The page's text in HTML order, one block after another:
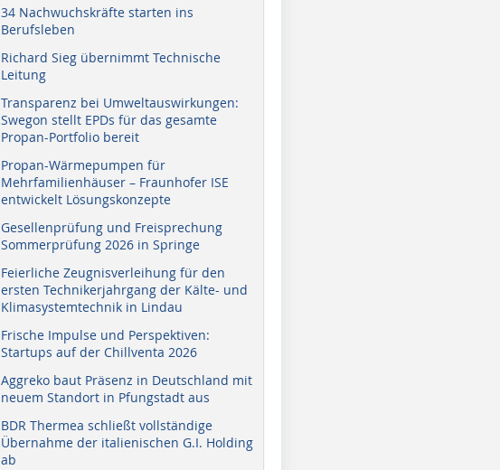
34 Nachwuchskräfte starten ins
Berufsleben
Richard Sieg übernimmt Technische
Leitung
Transparenz bei Umweltauswirkungen:
Swegon stellt EPDs für das gesamte
Propan-Portfolio bereit
Propan-Wärmepumpen für
Mehrfamilienhäuser – Fraunhofer ISE
entwickelt Lösungskonzepte
Gesellenprüfung und Freisprechung
Sommerprüfung 2026 in Springe
Feierliche Zeugnisverleihung für den
ersten Technikerjahrgang der Kälte- und
Klimasystemtechnik in Lindau
Frische Impulse und Perspektiven:
Startups auf der Chillventa 2026
Aggreko baut Präsenz in Deutschland mit
neuem Standort in Pfungstadt aus
BDR Thermea schließt vollständige
Übernahme der italienischen G.I. Holding
ab